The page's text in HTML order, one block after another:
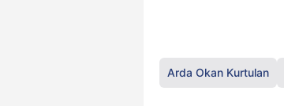
Arda Okan Kurtulan